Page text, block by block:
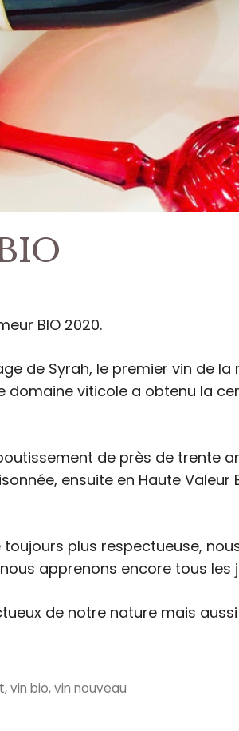
BIO 2020.
de Syrah, le premier vin de
domaine viticole a obtenu la
de près de trente
ensuite en Haute
plus respectueuse,
apprenons encore tous les
de notre nature mais
,vin bio,vin nouveau